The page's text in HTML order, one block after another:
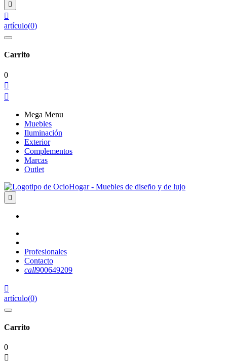


artículo(0)
Carrito
0


Mega Menu
Muebles
Iluminación
Exterior
Complementos
Marcas
Outlet

Profesionales
Contacto
call900649209

artículo(0)
Carrito
0
